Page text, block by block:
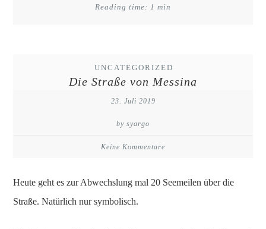
Reading time: 1 min
UNCATEGORIZED
Die Straße von Messina
23. Juli 2019
by syargo
Keine Kommentare
Heute geht es zur Abwechslung mal 20 Seemeilen über die
Straße. Natürlich nur symbolisch.